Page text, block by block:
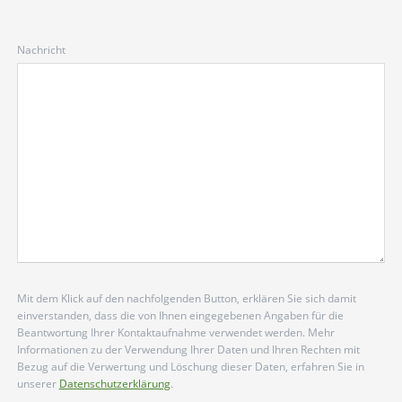
Nachricht
Mit dem Klick auf den nachfolgenden Button, erklären Sie sich damit
einverstanden, dass die von Ihnen eingegebenen Angaben für die
Beantwortung Ihrer Kontaktaufnahme verwendet werden. Mehr
Informationen zu der Verwendung Ihrer Daten und Ihren Rechten mit
Bezug auf die Verwertung und Löschung dieser Daten, erfahren Sie in
unserer Datenschutzerklärung.